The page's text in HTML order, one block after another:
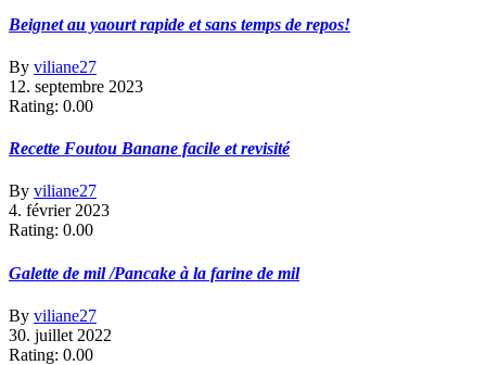
Beignet au yaourt rapide et sans temps de repos!
By viliane27
12. septembre 2023
Rating: 0.00
Recette Foutou Banane facile et revisité
By viliane27
4. février 2023
Rating: 0.00
Galette de mil /Pancake à la farine de mil
By viliane27
30. juillet 2022
Rating: 0.00